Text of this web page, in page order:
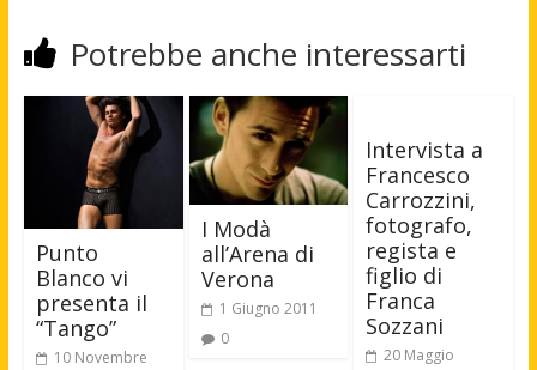
Potrebbe anche interessarti
Punto
Blanco vi
presenta il
“Tango”
10 Novembre
I Modà
all’Arena di
Verona
1 Giugno 2011
0
Intervista a
Francesco
Carrozzini,
fotografo,
regista e
figlio di
Franca
Sozzani
20 Maggio